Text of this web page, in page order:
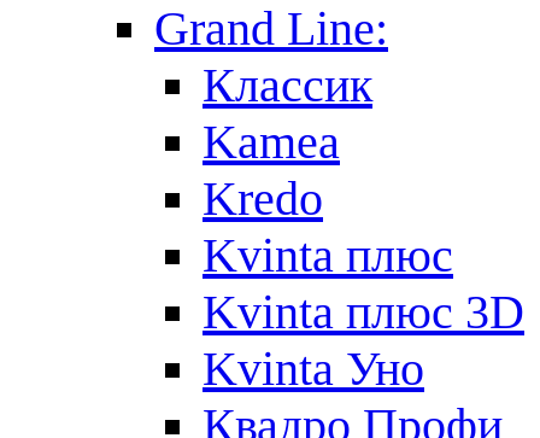
Grand Line:
Классик
Kamea
Kredo
Kvinta плюс
Kvinta плюс 3D
Kvinta Уно
Квадро Профи